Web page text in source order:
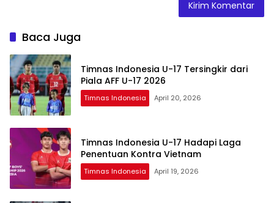
Baca Juga
Timnas Indonesia U-17 Tersingkir dari
Piala AFF U-17 2026
Timnas Indonesia April 20, 2026
Timnas Indonesia U-17 Hadapi Laga
Penentuan Kontra Vietnam
Timnas Indonesia April 19, 2026